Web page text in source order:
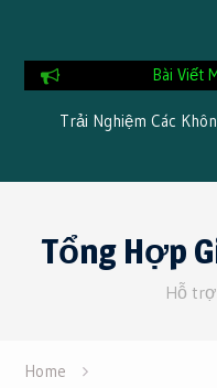
Bài Viết
Các Không Gian Gala
Thơ 3 Ngày 2 Đêm
contentTổng Hợp
Hỗ
Home